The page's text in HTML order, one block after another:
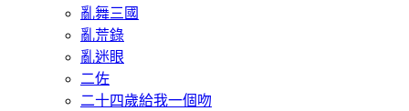
亂舞三國
亂荒錄
亂迷眼
二佐
二十四歲給我一個吻